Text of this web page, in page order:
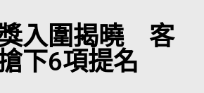
入圍揭曉 客
下6項提名